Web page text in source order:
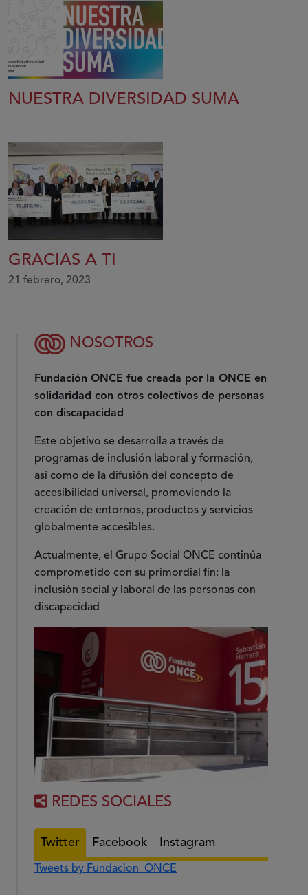
NUESTRA DIVERSIDAD SUMA
GRACIAS A TI
21 febrero, 2023
NOSOTROS
Fundación ONCE fue creada por la ONCE en
solidaridad con otros colectivos de personas
con discapacidad
Este objetivo se desarrolla a través de
programas de inclusión laboral y formación,
así como de la difusión del concepto de
accesibilidad universal, promoviendo la
creación de entornos, productos y servicios
globalmente accesibles.
Actualmente, el Grupo Social ONCE continúa
comprometido con su primordial fin: la
inclusión social y laboral de las personas con
discapacidad
REDES SOCIALES
Twitter Facebook Instagram
Tweets by Fundacion_ONCE